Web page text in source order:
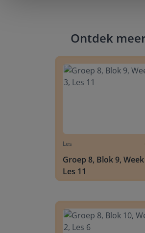
Ontdek
Les
Groep 8, Blok 9, Week
Les 11